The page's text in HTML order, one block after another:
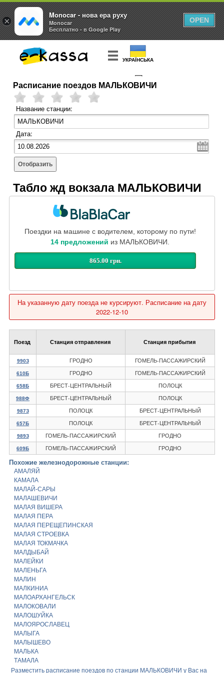
УКРАЇНСЬКА
КУПИТЬ БИЛЕТ
Расписание поездов МАЛЬКОВИЧИ
Название станции:
Дата:
Отобразить
Табло жд вокзала МАЛЬКОВИЧИ
Поездки на машине с водителем, которому по пути!
14 предложений из МАЛЬКОВИЧИ.
865.00 грн.
На указанную дату поезда не курсируют. Расписание на дату
2022-12-10
Поезд Станция отправления Станция прибытия
990З ГРОДНО ГОМЕЛЬ-ПАССАЖИРСКИЙ
610Б ГРОДНО ГОМЕЛЬ-ПАССАЖИРСКИЙ
658Б БРЕСТ-ЦЕНТРАЛЬНЫЙ ПОЛОЦК
988Ф БРЕСТ-ЦЕНТРАЛЬНЫЙ ПОЛОЦК
987З ПОЛОЦК БРЕСТ-ЦЕНТРАЛЬНЫЙ
657Б ПОЛОЦК БРЕСТ-ЦЕНТРАЛЬНЫЙ
989З ГОМЕЛЬ-ПАССАЖИРСКИЙ ГРОДНО
609Б ГОМЕЛЬ-ПАССАЖИРСКИЙ ГРОДНО
Похожие железнодорожные станции:
АМАЛЯЙ
КАМАЛА
МАЛАЙ-САРЫ
МАЛАШЕВИЧИ
МАЛАЯ ВИШЕРА
МАЛАЯ ПЕРА
МАЛАЯ ПЕРЕЩЕПИНСКАЯ
МАЛАЯ СТРОЕВКА
МАЛАЯ ТОКМАЧКА
МАЛДЫБАЙ
МАЛЕЙКИ
МАЛЕНЬГА
МАЛИН
МАЛКИНИА
МАЛОАРХАНГЕЛЬСК
МАЛОКОВАЛИ
МАЛОШУЙКА
МАЛОЯРОСЛАВЕЦ
МАЛЫГА
МАЛЫШЕВО
МАЛЬКА
ТАМАЛА
Разместить расписание поездов по станции МАЛЬКОВИЧИ у Вас на
×
Monocar - нова ера руху
Monocar
Бесплатно - в Google Play
OPEN